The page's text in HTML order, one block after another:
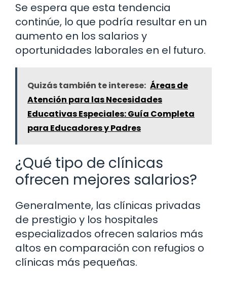
Se espera que esta tendencia
continúe, lo que podría resultar en un
aumento en los salarios y
oportunidades laborales en el futuro.
Quizás también te interese: Áreas de
Atención para las Necesidades
Educativas Especiales: Guía Completa
para Educadores y Padres
¿Qué tipo de clínicas
ofrecen mejores salarios?
Generalmente, las clínicas privadas
de prestigio y los hospitales
especializados ofrecen salarios más
altos en comparación con refugios o
clínicas más pequeñas.